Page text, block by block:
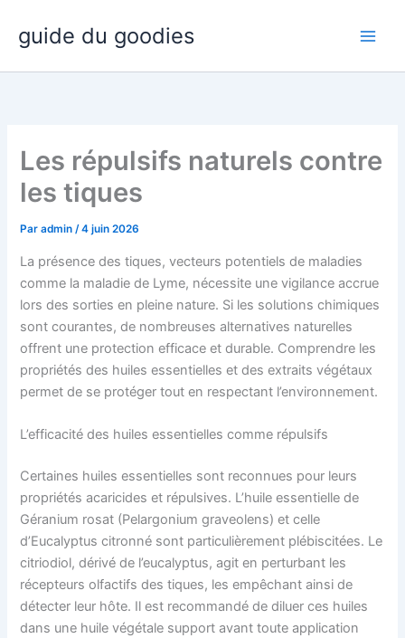
contenu
guide du goodies
Les répulsifs naturels contre
les tiques
Paradmin/4 juin 2026
La présence des tiques, vecteurs potentiels de maladies
comme la maladie de Lyme, nécessite une vigilance accrue
lors des sorties en pleine nature. Si les solutions chimiques
sont courantes, de nombreuses alternatives naturelles
offrent une protection efficace et durable. Comprendre les
propriétés des huiles essentielles et des extraits végétaux
permet de se protéger tout en respectant l’environnement.
L’efficacité des huiles essentielles comme répulsifs
Certaines huiles essentielles sont reconnues pour leurs
propriétés acaricides et répulsives. L’huile essentielle de
Géranium rosat (Pelargonium graveolens) et celle
d’Eucalyptus citronné sont particulièrement plébiscitées. Le
citriodiol, dérivé de l’eucalyptus, agit en perturbant les
récepteurs olfactifs des tiques, les empêchant ainsi de
détecter leur hôte. Il est recommandé de diluer ces huiles
dans une huile végétale support avant toute application